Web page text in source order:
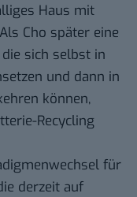
Haus mit
Cho später eine
sich selbst in
und dann in
können,
Recycling
für
derzeit auf